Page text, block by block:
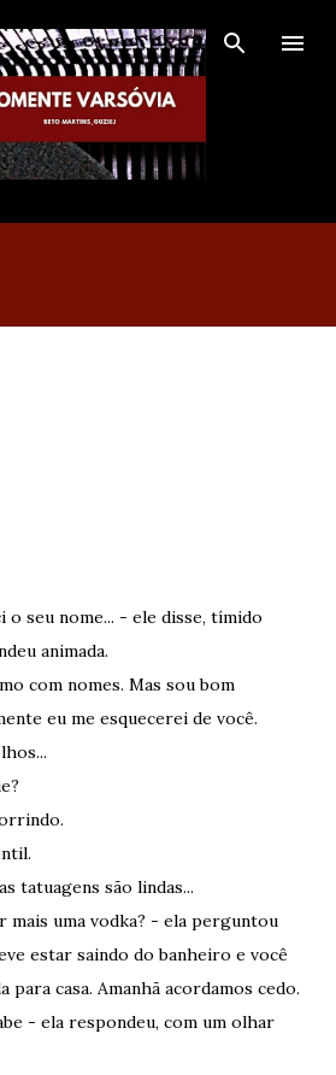
o conteúdo principal
o seu nome... - ele disse, tímido
animada.
com nomes. Mas sou bom
eu me esquecerei de você.
tatuagens são lindas...
mais uma vodka? - ela perguntou
estar saindo do banheiro e você
para casa. Amanhã acordamos cedo.
- ela respondeu, com um olhar